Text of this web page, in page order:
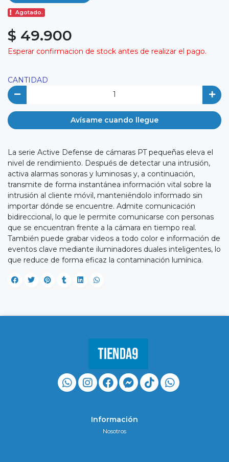
Agotado.
$ 49.900
Esperar confirmacion de stock antes de realizar el pago.
CANTIDAD
Avísame cuando llegue
La serie Active Defense de cámaras PT pequeñas eleva el
nivel de rendimiento. Después de detectar una intrusión,
activa alarmas sonoras y luminosas y, a continuación,
transmite de forma instantánea información vital sobre la
intrusión al cliente móvil, manteniéndolo informado sin
importar dónde se encuentre. Admite comunicación
bidireccional, lo que le permite comunicarse con personas
que se encuentran frente a la cámara en tiempo real.
También puede grabar videos a todo color e información de
eventos clave mediante iluminadores duales inteligentes, lo
que reduce de forma eficaz la contaminación lumínica.
Información
Nosotros